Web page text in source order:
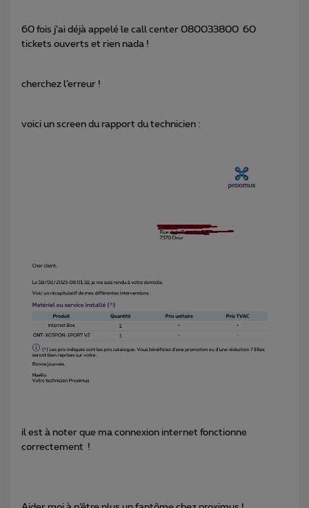
60 fois j’ai déjà appelé le call center 080033800 60
tickets ouverts et rien nada !
cherchez l’erreur !
voici un screen du rapport du technicien :
il est à noter que ma connexion internet fonctionne
correctement !